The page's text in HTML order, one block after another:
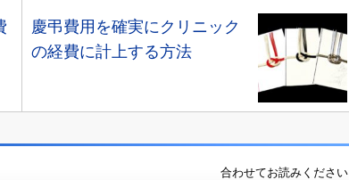
慶弔費用を確実にクリニック
の経費に計上する方法
合わせてお読みください